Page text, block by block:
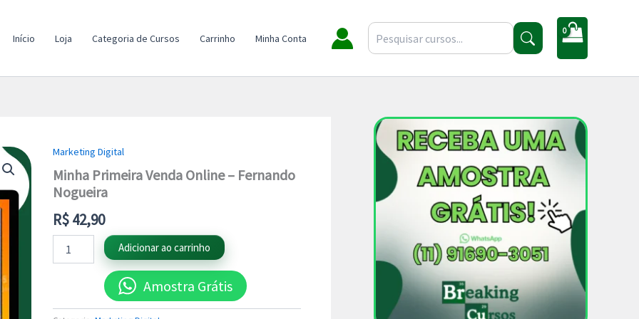
Início Loja Categoria de Cursos Carrinho Minha Conta
Marketing Digital
Minha Primeira Venda Online – Fernando
Nogueira
R$42,90
Minha
Primeira
Venda
Online
Fernando
Nogueira
quantidade
Adicionar ao carrinho
Amostra Grátis